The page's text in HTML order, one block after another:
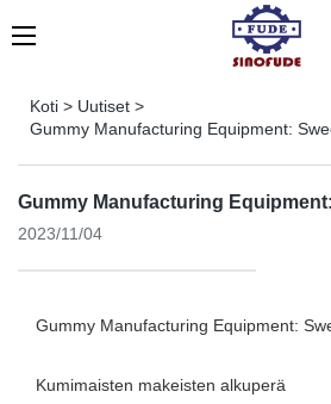
Koti > Uutiset >
Gummy Manufacturing Equipment:
Gummy Manufacturing
2023/11/04
Gummy Manufacturing Equipment:
Kumimaisten makeisten alkuperä